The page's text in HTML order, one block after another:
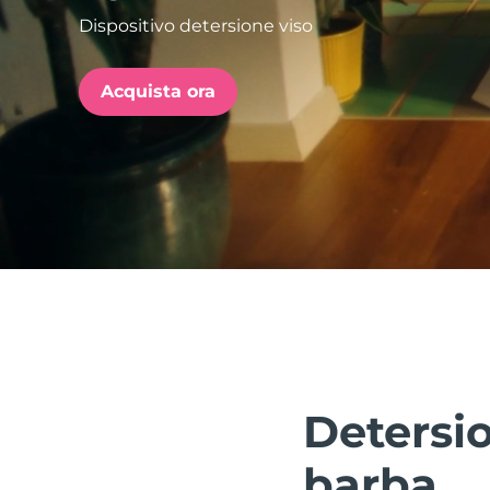
Dispositivo detersione viso
Acquista ora
issa™ Teeth Whitening Set
FAQ™ Dual LED Panel
POPOLARE